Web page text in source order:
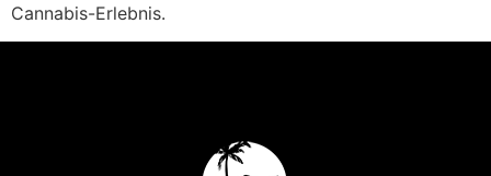
Cannabis-Erlebnis.